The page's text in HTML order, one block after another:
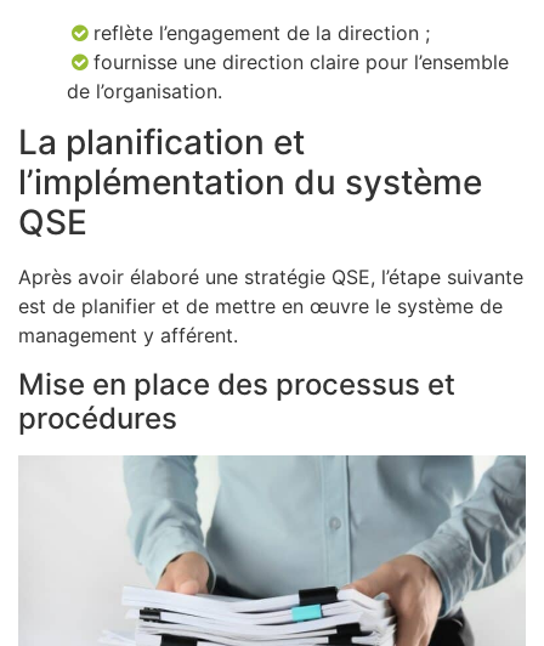
reflète l’engagement de la direction ;
fournisse une direction claire pour l’ensemble
de l’organisation.
La planification et
l’implémentation du système
QSE
Après avoir élaboré une stratégie QSE, l’étape suivante
est de planifier et de mettre en œuvre le système de
management y afférent.
Mise en place des processus et
procédures